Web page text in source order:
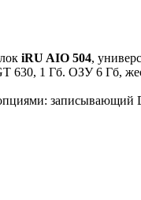
iRU AIO 504,
630, 1 Гб. ОЗУ 6 Гб,
записывающий